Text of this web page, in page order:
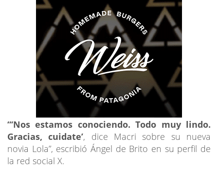
“‘Nos estamos conociendo. Todo muy lindo.
Gracias, cuidate’, dice Macri sobre su nueva
novia Lola”, escribió Ángel de Brito en su perfil de
la red social X.